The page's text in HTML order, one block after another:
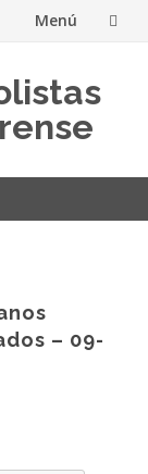
Menú
– 09-